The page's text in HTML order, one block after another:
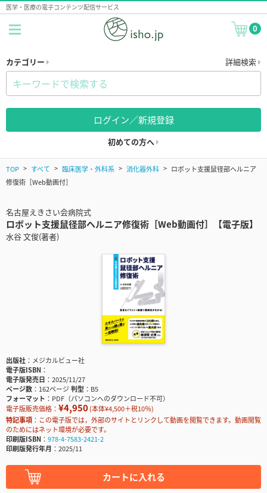
医学・医療の電子コンテンツ配信サービス
0
カテゴリー 詳細検索
ログイン／新規登録
初めての方へ
TOP すべて 臨床医学・外科系 消化器外科
ロボット支援鼠径部ヘルニア
修復術［Web動画付］
名古屋えきさい会病院式
ロボット支援鼠径部ヘルニア修復術［Web動画付］【電子版】
水谷 文俊(著者)
出版社
メジカルビュー社
電子版ISBN
電子版発売日
2025/11/27
ページ数
162ページ判型
B5
フォーマット
PDF（パソコンへのダウンロード不可）
電子版販売価格： ¥4,950(本体¥4,500＋税10％)
特記事項
この電子版では，外部のサイトとリンクして動画を閲覧できます。動画閲覧
のためにはネット環境が必要です。
印刷版ISBN
978-4-7583-2421-2
印刷版発行年月
2025/11
カートに入れる